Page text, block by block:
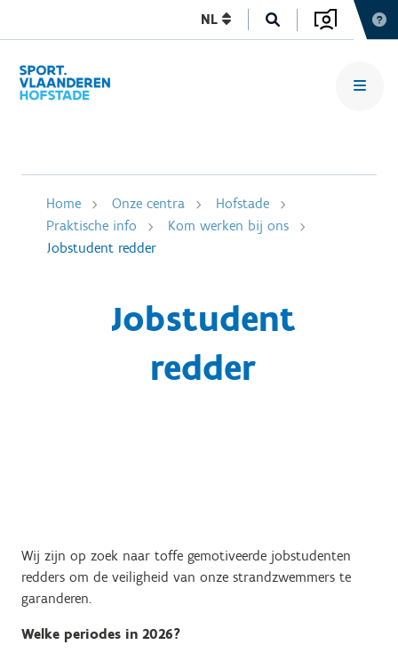
NL
Home Onze centra
Hofstade
Praktische info
Kom werken bij ons
Jobstudent redder
Jobstudent
redder
Wij zijn op zoek naar toffe gemotiveerde jobstudenten
redders om de veiligheid van onze strandzwemmers te
garanderen.
Welke periodes in 2026?